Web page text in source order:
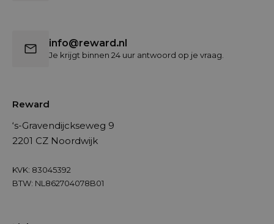
info@reward.nl
Je krijgt binnen 24 uur antwoord op je vraag.
Reward
‘s-Gravendijckseweg 9
2201 CZ Noordwijk
KVK: 83045392
BTW: NL862704078B01